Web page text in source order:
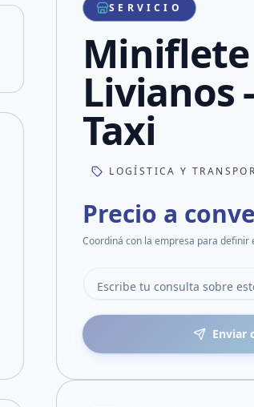
Compartir por mail
Compartir en Facebook
Compartir en X
SERVICIO
Miniflete
Livianos
Taxi
LOGÍSTICA Y
Precio a
Coordiná con la empresa para definir
Enviar